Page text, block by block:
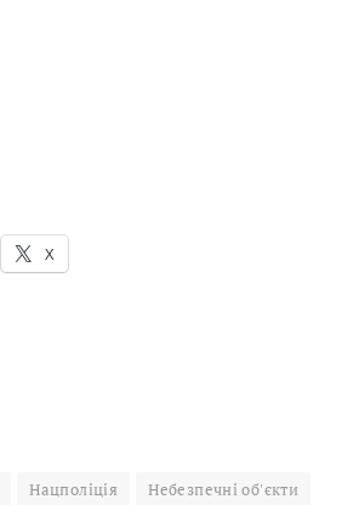
X
Нацполіція
Небезпечні об'єкти